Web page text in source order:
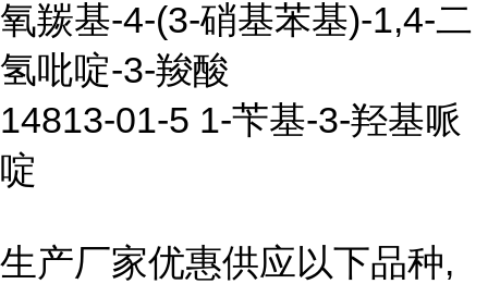
氧羰基-4-(3-硝基苯基)-1,4-二
氢吡啶-3-羧酸
14813-01-5 1-苄基-3-羟基哌
啶
生产厂家优惠供应以下品种,